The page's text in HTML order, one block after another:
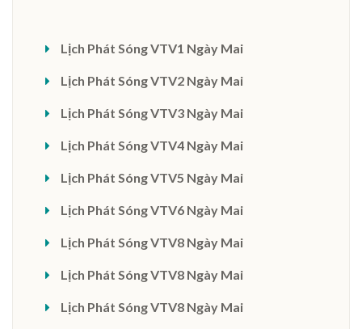
Lịch Phát Sóng VTV1 Ngày Mai
Lịch Phát Sóng VTV2 Ngày Mai
Lịch Phát Sóng VTV3 Ngày Mai
Lịch Phát Sóng VTV4 Ngày Mai
Lịch Phát Sóng VTV5 Ngày Mai
Lịch Phát Sóng VTV6 Ngày Mai
Lịch Phát Sóng VTV8 Ngày Mai
Lịch Phát Sóng VTV8 Ngày Mai
Lịch Phát Sóng VTV8 Ngày Mai